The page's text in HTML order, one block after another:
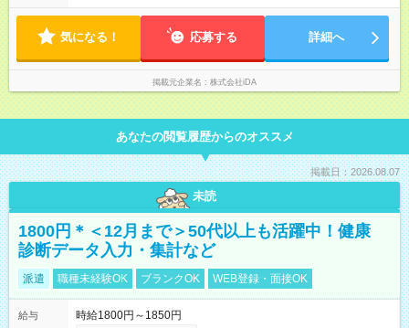
気になる！ 応募する 詳細へ
掲載元企業名 株式会社iDA
あなたの閲覧履歴からのオススメ
掲載日：2026.08.07
未読
1800円＊＜12月まで＞50代以上も活躍中！健康
診断データ入力・集計など
派遣 職種未経験OK ブランクOK WEB登録・面接OK
給与
時給1800円～1850円